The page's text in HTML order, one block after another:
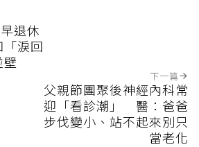
退休
淚回
下一篇
父親節團聚後神經內科常
迎「看診潮」 醫：爸爸
步伐變小、站不起來別只
當老化